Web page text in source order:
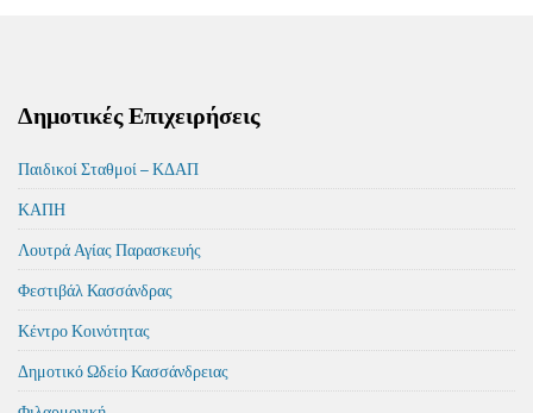
Δημοτικές Επιχειρήσεις
Παιδικοί Σταθμοί – ΚΔΑΠ
ΚΑΠΗ
Λουτρά Αγίας Παρασκευής
Φεστιβάλ Κασσάνδρας
Κέντρο Κοινότητας
Δημοτικό Ωδείο Κασσάνδρειας